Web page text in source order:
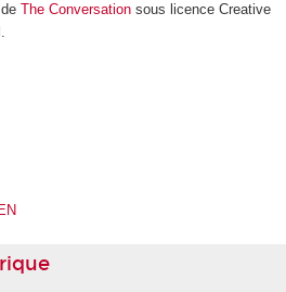
The Conversationsous licence Creative
.